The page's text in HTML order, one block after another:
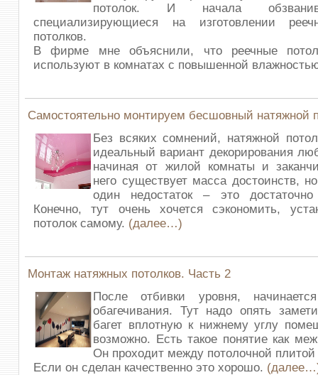
потолок. И начала
специализирующиеся на изготовлении
потолков.
В фирме мне объяснили, что реечные
используют в комнатах с повышенной
Самостоятельно монтируем бесшовный натяжной
Без всяких сомнений, натяжной
идеальный вариант декорирования
начиная от жилой комнаты и
него существует масса достоинств,
один недостаток – это
Конечно, тут очень хочется сэкономить,
потолок самому. (далее…)
Монтаж натяжных потолков. Часть 2
После отбивки уровня,
обагечивания. Тут надо опять
багет вплотную к нижнему углу
возможно. Есть такое понятие как
Он проходит между потолочной
Если он сделан качественно это хорошо.